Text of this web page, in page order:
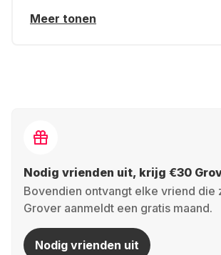
Meer tonen
Nodig vrienden uit, krijg €30
Bovendien ontvangt elke vriend die
Grover aanmeldt een gratis maand.
Nodig vrienden uit